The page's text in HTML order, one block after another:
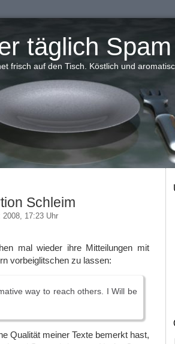
täglich Spam
frisch auf den Tisch. Köstlich und
Schleim
17:23 Uhr
mal wieder ihre Mitteilungen mit
vorbeiglitschen zu lassen:
way to reach others. I Will be
Qualität meiner Texte bemerkt hast,